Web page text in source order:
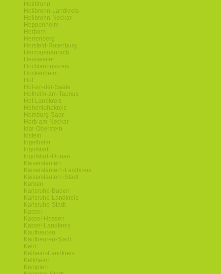
Heilbronn
Heilbronn-Landkreis
Heilbronn-Neckar
Heppenheim
Herborn
Herrenberg
Hersfeld-Rotenburg
Herzogenaurach
Heusweiler
Hochtaunuskreis
Hockenheim
Hof
Hof-an-der-Saale
Hofheim-am-Taunus
Hof-Landkreis
Hohenlohekreis
Homburg-Saar
Horb-am-Neckar
Idar-Oberstein
Idstein
Ingelheim
Ingolstadt
Ingolstadt-Donau
Kaiserslautern
Kaiserslautern-Landkreis
Kaiserslautern-Stadt
Karben
Karlsruhe-Baden
Karlsruhe-Landkreis
Karlsruhe-Stadt
Kassel
Kassel-Hessen
Kassel-Landkreis
Kaufbeuren
Kaufbeuren-Stadt
Kehl
Kelheim-Landkreis
Kelkheim
Kempten